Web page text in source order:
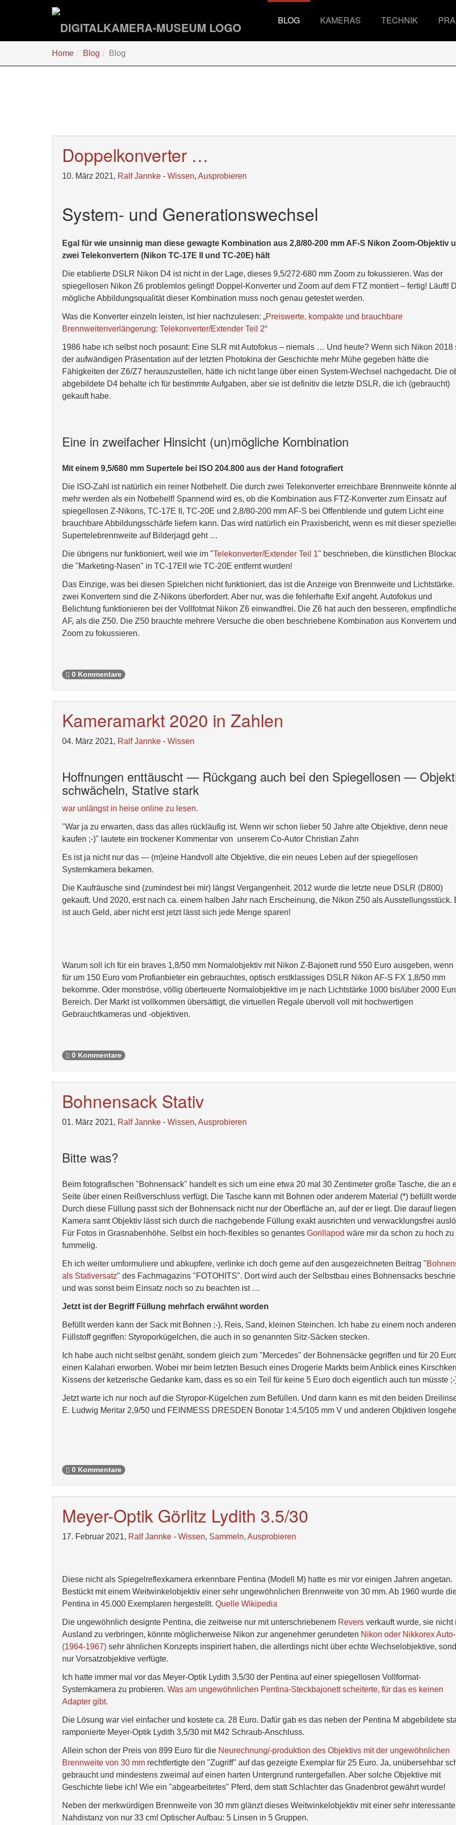
BLOG KAMERAS TECHNIK
sind
Home Blog Blog
Doppelkonverter …
10. März 2021, Ralf Jannke - Wissen, Ausprobieren
System- und Generationswechsel
Egal für wie unsinnig man diese gewagte Kombination aus 2,8/80-200 mm AF-S Nikon Zoom-Objektiv
zwei Telekonvertern (Nikon TC-17E II und TC-20E) hält
Die etablierte DSLR Nikon D4 ist nicht in der Lage, dieses 9,5/272-680 mm Zoom zu fokussieren. Was der
spiegellosen Nikon Z6 problemlos gelingt! Doppel-Konverter und Zoom auf dem FTZ montiert – fertig! Läuft!
mögliche Abbildungsqualität dieser Kombination muss noch genau getestet werden.
Was die Konverter einzeln leisten, ist hier nachzulesen: „Preiswerte, kompakte und brauchbare
Brennweitenverlängerung: Telekonverter/Extender Teil 2“
1986 habe ich selbst noch posaunt: Eine SLR mit Autofokus – niemals … Und heute? Wenn sich Nikon 2018
der aufwändigen Präsentation auf der letzten Photokina der Geschichte mehr Mühe gegeben hätte die
Fähigkeiten der Z6/Z7 herauszustellen, hätte ich nicht lange über einen System-Wechsel nachgedacht. Die
abgebildete D4 behalte ich für bestimmte Aufgaben, aber sie ist definitiv die letzte DSLR, die ich (gebraucht)
gekauft habe.
Eine in zweifacher Hinsicht (un)mögliche Kombination
Mit einem 9,5/680 mm Supertele bei ISO 204.800 aus der Hand fotografiert
Die ISO-Zahl ist natürlich ein reiner Notbehelf. Die durch zwei Telekonverter erreichbare Brennweite könnte
mehr werden als ein Notbehelf! Spannend wird es, ob die Kombination aus FTZ-Konverter zum Einsatz auf
spiegellosen Z-Nikons, TC-17E II, TC-20E und 2,8/80-200 mm AF-S bei Offenblende und gutem Licht eine
brauchbare Abbildungsschärfe liefern kann. Das wird natürlich ein Praxisbericht, wenn es mit dieser
Supertelebrennweite auf Bilderjagd geht …
Die übrigens nur funktioniert, weil wie im "Telekonverter/Extender Teil 1" beschrieben, die künstlichen
die "Marketing-Nasen" in TC-17EII wie TC-20E entfernt wurden!
Das Einzige, was bei diesen Spielchen nicht funktioniert, das ist die Anzeige von Brennweite und Lichtstärke.
zwei Konvertern sind die Z-Nikons überfordert. Aber nur, was die fehlerhafte Exif angeht. Autofokus und
Belichtung funktionieren bei der Vollfotmat Nikon Z6 einwandfrei. Die Z6 hat auch den besseren,
AF, als die Z50. Die Z50 brauchte mehrere Versuche die oben beschriebene Kombination aus Konvertern und
Zoom zu fokussieren.
0 Kommentare
Kameramarkt 2020 in Zahlen
04. März 2021, Ralf Jannke - Wissen
Hoffnungen enttäuscht — Rückgang auch bei den Spiegellosen —
schwächeln, Stative stark
war unlängst in heise online zu lesen.
"War ja zu erwarten, dass das alles rückläufig ist. Wenn wir schon lieber 50 Jahre alte Objektive, denn neue
kaufen ;-)" lautete ein trockener Kommentar von unserem Co-Autor Christian Zahn
Es ist ja nicht nur das — (m)eine Handvoll alte Objektive, die ein neues Leben auf der spiegellosen
Systemkamera bekamen.
Die Kaufräusche sind (zumindest bei mir) längst Vergangenheit. 2012 wurde die letzte neue DSLR (D800)
gekauft. Und 2020, erst nach ca. einem halben Jahr nach Erscheinung, die Nikon Z50 als Ausstellungsstück.
ist auch Geld, aber nicht erst jetzt lässt sich jede Menge sparen!
Warum soll ich für ein braves 1,8/50 mm Normalobjektiv mit Nikon Z-Bajonett rund 550 Euro ausgeben, wenn
für um 150 Euro vom Profianbieter ein gebrauchtes, optisch erstklassiges DSLR Nikon AF-S FX 1,8/50 mm
bekomme. Oder monströse, völlig überteuerte Normalobjektive im je nach Lichtstärke 1000 bis/über 2000
Bereich. Der Markt ist vollkommen übersättigt, die virtuellen Regale übervoll voll mit hochwertigen
Gebrauchtkameras und -objektiven.
0 Kommentare
Bohnensack Stativ
01. März 2021, Ralf Jannke - Wissen, Ausprobieren
Bitte was?
Beim fotografischen "Bohnensack" handelt es sich um eine etwa 20 mal 30 Zentimeter große Tasche, die an
Seite über einen Reißverschluss verfügt. Die Tasche kann mit Bohnen oder anderem Material (*) befüllt
Durch diese Füllung passt sich der Bohnensack nicht nur der Oberfläche an, auf der er liegt. Die darauf
Kamera samt Objektiv lässt sich durch die nachgebende Füllung exakt ausrichten und verwacklungsfrei
Für Fotos in Grasnabenhöhe. Selbst ein hoch-flexibles so genantes Gorillapod wäre mir da schon zu hoch zu
fummelig.
Eh ich weiter umformuliere und abkupfere, verlinke ich doch gerne auf den ausgezeichneten Beitrag "
als Stativersatz" des Fachmagazins "FOTOHITS". Dort wird auch der Selbstbau eines Bohnensacks
und was sonst beim Einsatz noch so zu beachten ist …
Jetzt ist der Begriff Füllung mehrfach erwähnt worden
Befüllt werden kann der Sack mit Bohnen ;-), Reis, Sand, kleinen Steinchen. Ich habe zu einem noch anderen
Füllstoff gegriffen: Styroporkügelchen, die auch in so genannten Sitz-Säcken stecken.
Ich habe auch nicht selbst genäht, sondern gleich zum "Mercedes" der Bohnensäcke gegriffen und für 20
einen Kalahari erworben. Wobei mir beim letzten Besuch eines Drogerie Markts beim Anblick eines
Kissens der ketzerische Gedanke kam, dass es so ein Teil für keine 5 Euro doch eigentlich auch tun müsste
Jetzt warte ich nur noch auf die Styropor-Kügelchen zum Befüllen. Und dann kann es mit den beiden
E. Ludwig Meritar 2,9/50 und FEINMESS DRESDEN Bonotar 1:4,5/105 mm V und anderen Objktiven
0 Kommentare
Meyer-Optik Görlitz Lydith 3.5/30
17. Februar 2021, Ralf Jannke - Wissen, Sammeln, Ausprobieren
Diese nicht als Spiegelreflexkamera erkennbare Pentina (Modell M) hatte es mir vor einigen Jahren angetan.
Bestückt mit einem Weitwinkelobjektiv einer sehr ungewöhnlichen Brennweite von 30 mm. Ab 1960 wurde
Pentina in 45.000 Exemplaren hergestellt. Quelle Wikipedia
Die ungewöhnlich designte Pentina, die zeitweise nur mit unterschriebenem Revers verkauft wurde, sie nicht
Ausland zu verbringen, könnte möglicherweise Nikon zur angenehmer gerundeten Nikon oder Nikkorex
(1964-1967) sehr ähnlichen Konzepts inspiriert haben, die allerdings nicht über echte Wechselobjektive,
nur Vorsatzobjektive verfügte.
Ich hatte immer mal vor das Meyer-Optik Lydith 3,5/30 der Pentina auf einer spiegellosen Vollformat-
Systemkamera zu probieren. Was am ungewöhnlichen Pentina-Steckbajonett scheiterte, für das es keinen
Adapter gibt.
Die Lösung war viel einfacher und kostete ca. 28 Euro. Dafür gab es das neben der Pentina M abgebildete
ramponierte Meyer-Optik Lydith 3,5/30 mit M42 Schraub-Anschluss.
Allein schon der Preis von 899 Euro für die Neurechnung/-produktion des Objektivs mit der ungewöhnlichen
Brennweite von 30 mm rechtfertigte den "Zugriff" auf das gezeigte Exemplar für 25 Euro. Ja, unübersehbar
gebraucht und mindestens zweimal auf einen harten Untergrund runtergefallen. Aber solche Objektive mit
Geschichte liebe ich! Wie ein "abgearbeitetes" Pferd, dem statt Schlachter das Gnadenbrot gewährt wurde!
Neben der merkwürdigen Brennweite von 30 mm glänzt dieses Weitwinkelobjektiv mit einer sehr
Nahdistanz von nur 33 cm! Optischer Aufbau: 5 Linsen in 5 Gruppen.